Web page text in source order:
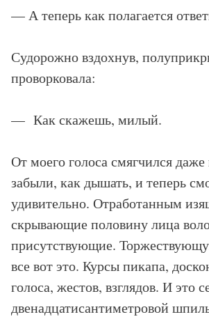
— А теперь как полагается
Судорожно вздохнув,
проворковала:
— Как скажешь, милый.
От моего голоса смягчился
забыли, как дышать, и теперь
удивительно. Отработанным
скрывающие половину лица
присутствующие.
все вот это. Курсы пикапа,
голоса, жестов, взглядов. И это
двенадцатисантиметровой